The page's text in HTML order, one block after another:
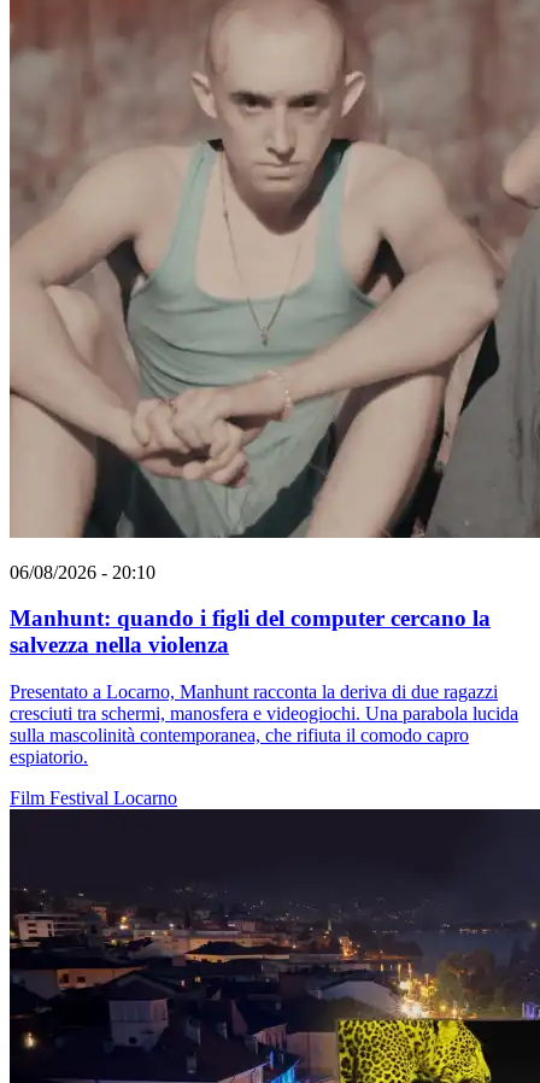
06/08/2026 - 20:10
Manhunt: quando i figli del computer cercano la
salvezza nella violenza
Presentato a Locarno, Manhunt racconta la deriva di due ragazzi
cresciuti tra schermi, manosfera e videogiochi. Una parabola lucida
sulla mascolinità contemporanea, che rifiuta il comodo capro
espiatorio.
Film Festival Locarno